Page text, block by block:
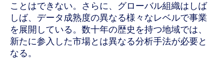
ことはできない。さらに、グローバル組織はしば
しば、データ成熟度の異なる様々なレベルで事業
を展開している。数十年の歴史を持つ地域では、
新たに参入した市場とは異なる分析手法が必要と
なる。